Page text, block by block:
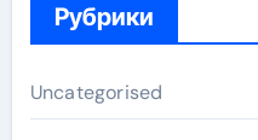
Рубрики
Uncategorised